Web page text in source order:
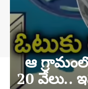
ఆ
20 వేలు..